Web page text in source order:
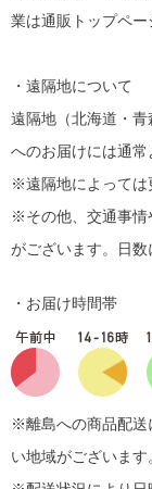
業は通販トップペ
・遠隔地について
遠隔地（北海道・青
へのお届けには通常
※遠隔地によっては
※その他、交通事情
がございます。日数
・お届け時間帯
※離島への商品配送
い地域がございます